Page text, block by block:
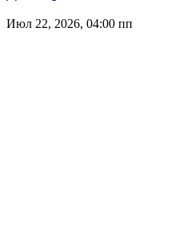
Июл 22, 2026, 04:00 пп